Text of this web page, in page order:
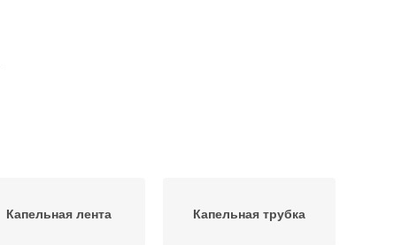
Капельная лента Капельная трубка